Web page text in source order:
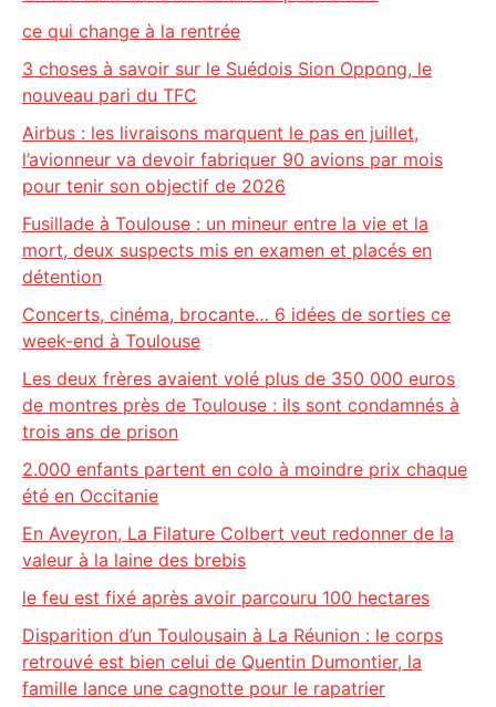
ce qui change à la rentrée
3 choses à savoir sur le Suédois Sion Oppong, le
nouveau pari du TFC
Airbus : les livraisons marquent le pas en juillet,
l’avionneur va devoir fabriquer 90 avions par mois
pour tenir son objectif de 2026
Fusillade à Toulouse : un mineur entre la vie et la
mort, deux suspects mis en examen et placés en
détention
Concerts, cinéma, brocante… 6 idées de sorties ce
week-end à Toulouse
Les deux frères avaient volé plus de 350 000 euros
de montres près de Toulouse : ils sont condamnés à
trois ans de prison
2.000 enfants partent en colo à moindre prix chaque
été en Occitanie
En Aveyron, La Filature Colbert veut redonner de la
valeur à la laine des brebis
le feu est fixé après avoir parcouru 100 hectares
Disparition d’un Toulousain à La Réunion : le corps
retrouvé est bien celui de Quentin Dumontier, la
famille lance une cagnotte pour le rapatrier